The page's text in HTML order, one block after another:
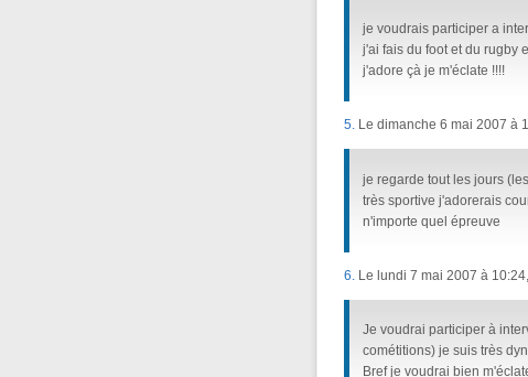
je voudrais participer a
j'ai fais du foot et du rugby
j'adore çà je m'éclate !!!!
5. Le dimanche 6 mai 2007 à
je regarde tout les jours
très sportive j'adorerais
n'importe quel épreuve
6. Le lundi 7 mai 2007 à
Je voudrai participer à
cométitions) je suis très
Bref je voudrai bien